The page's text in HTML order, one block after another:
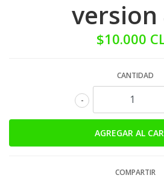
version
$10.000
CANTIDAD
-
COMPARTIR